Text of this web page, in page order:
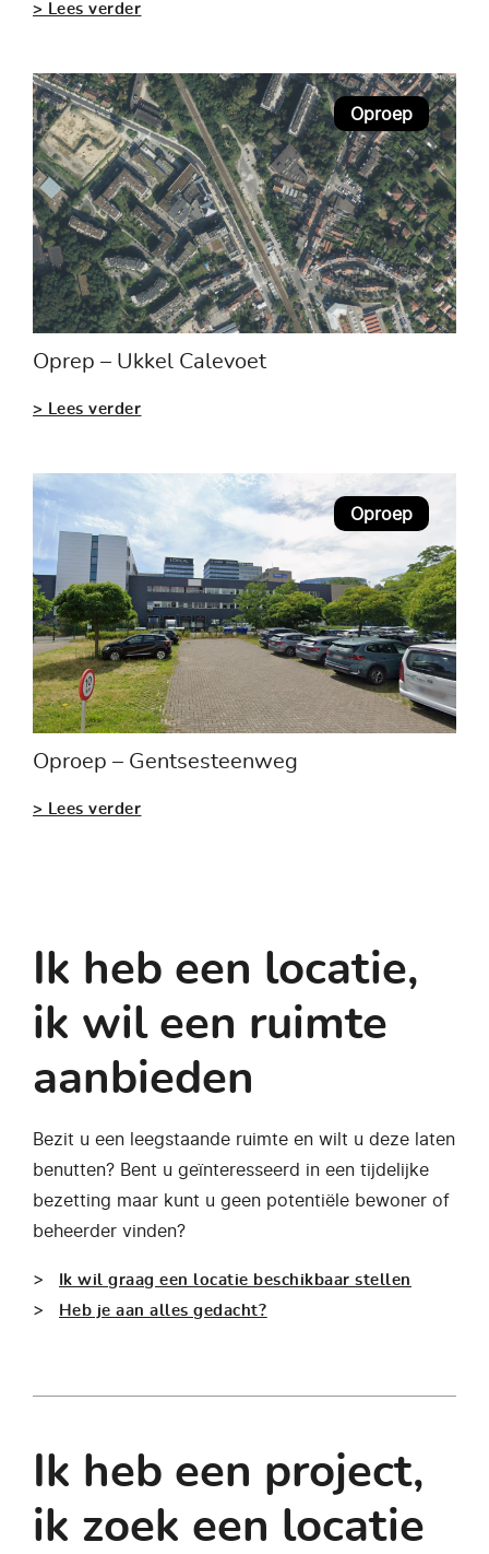
> Lees verder
Oproep
Oprep – Ukkel Calevoet
> Lees verder
Oproep
Oproep – Gentsesteenweg
> Lees verder
Ik heb een locatie,
ik wil een ruimte
aanbieden
Bezit u een leegstaande ruimte en wilt u deze laten
benutten? Bent u geïnteresseerd in een tijdelijke
bezetting maar kunt u geen potentiële bewoner of
beheerder vinden?
Ik wil graag een locatie beschikbaar stellen
Heb je aan alles gedacht?
Ik heb een project,
ik zoek een locatie